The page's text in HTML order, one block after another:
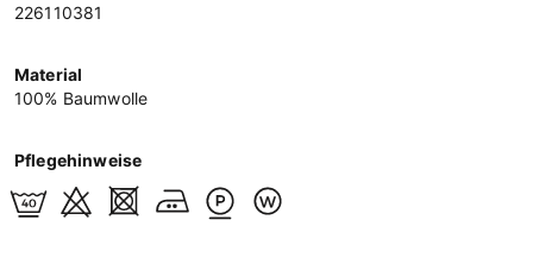
226110381
Material
100% Baumwolle
Pflegehinweise